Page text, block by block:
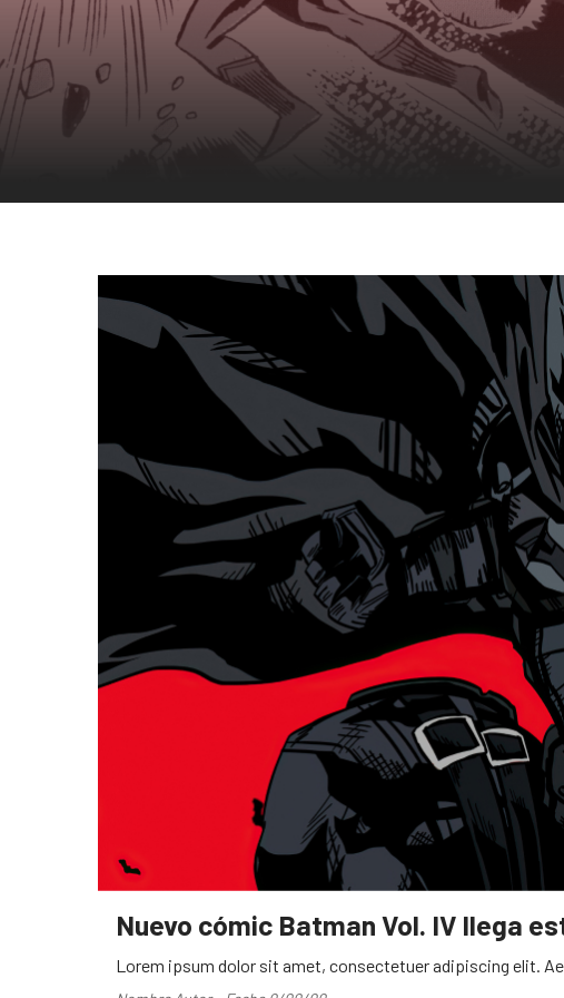
Nuevo cómic Batman Vol. IV llega
Lorem ipsum dolor sit amet, consectetuer adipiscing elit.